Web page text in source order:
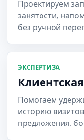
Проектируем
занятости,
без ручной
ЭКСПЕРТИЗА
Помогаем
историю
предложения,